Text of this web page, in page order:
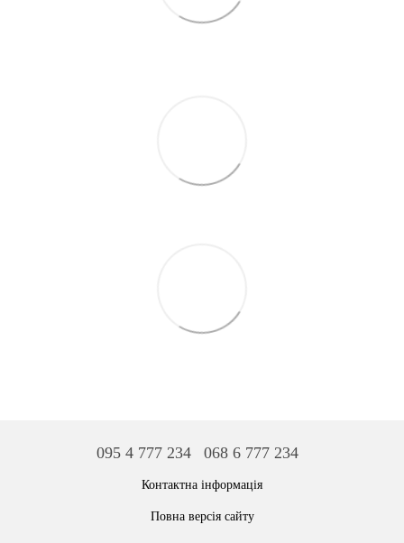
095 4 777 234 068 6 777 234
Контактна інформація
Повна версія сайту